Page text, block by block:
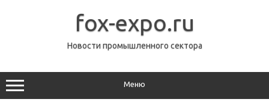
fox-expo.ru
Новости промышленного сектора
Меню